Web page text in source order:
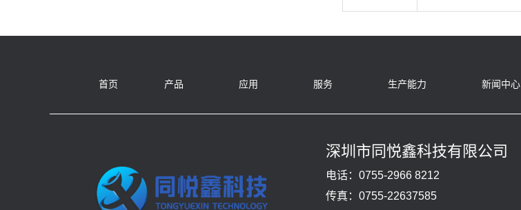
首页 产品 应用 服务 生产能力 新闻中心
深圳市同悦鑫科技有限公司
电话：0755-2966 8212
传真：0755-22637585